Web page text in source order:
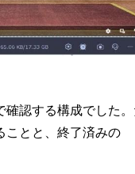
確認する構成でした
ことと、終了済みの